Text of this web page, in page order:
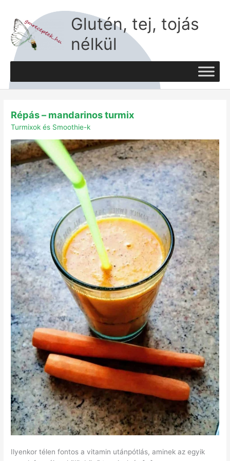
content
Glutén, tej, tojás
nélkül
Répás – mandarinos turmix
Turmixok és Smoothie-k
Ilyenkor télen fontos a vitamin utánpótlás, aminek az egyik
Répás
–
mandarinos
turmix